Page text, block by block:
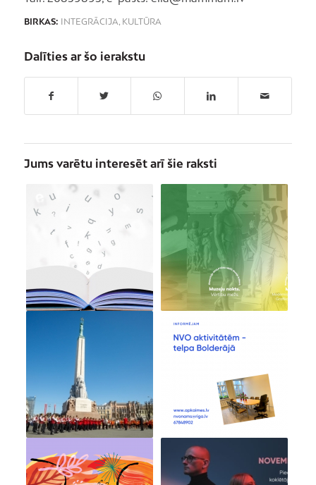
BIRKAS: INTEGRĀCIJA, KULTŪRA
Dalīties ar šo ierakstu
Jums varētu interesēt arī šie raksti